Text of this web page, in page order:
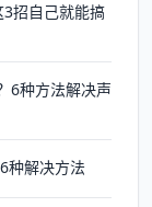
招自己就能搞
6种方法解决声
种解决方法